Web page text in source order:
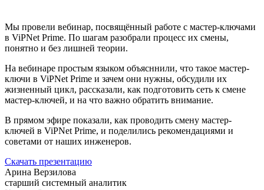
Мы провели вебинар, посвящённый работе с мастер‑ключами
в ViPNet Prime. По шагам разобрали процесс их смены,
понятно и без лишней теории.
На вебинаре простым языком объясннили, что такое мастер-
ключи в ViPNet Prime и зачем они нужны, обсудили их
жизненный цикл, рассказали, как подготовить сеть к смене
мастер-ключей, и на что важно обратить внимание.
В прямом эфире показали, как проводить смену мастер-
ключей в ViPNet Prime, и поделились рекомендациями и
советами от наших инженеров.
Скачать презентацию
Арина Верзилова
старший системный аналитик